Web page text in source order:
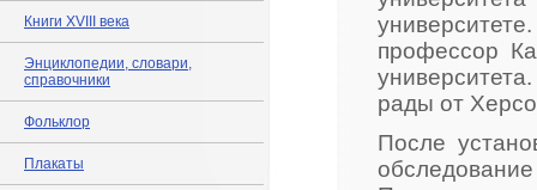
Книги XVIII века
Энциклопедии, словари,
справочники
Фольклор
Плакаты
профессор
рады от
После